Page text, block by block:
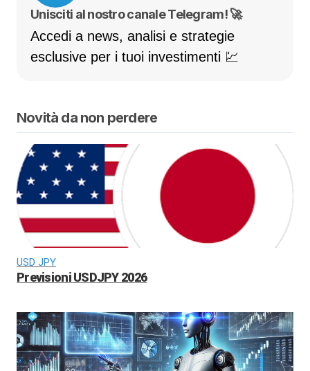
Unisciti al nostro canale Telegram! 🚀
Accedi a news, analisi e strategie
esclusive per i tuoi investimenti 💹
Novità da non perdere
USD JPY
Previsioni USDJPY 2026